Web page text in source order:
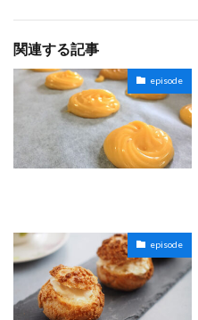
関連する記事
episode
episode